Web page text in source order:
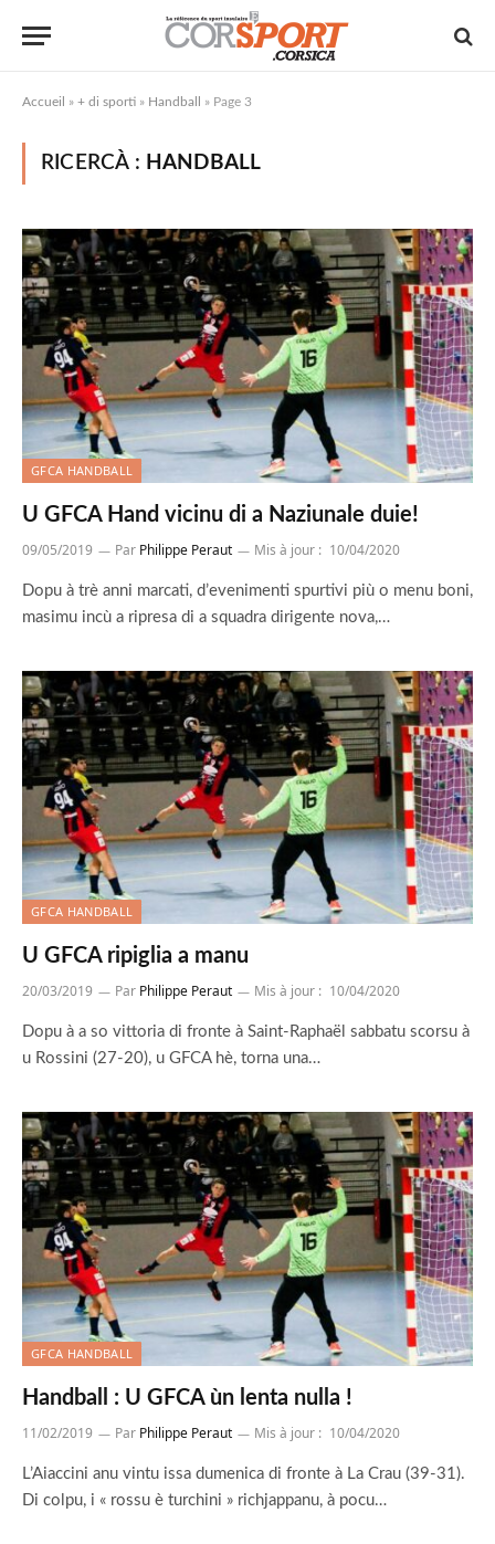
Accueil » + di sporti » Handball » Page 3
RICERCÀ : HANDBALL
GFCA HANDBALL
U GFCA Hand vicinu di a Naziunale duie!
09/05/2019 Par Philippe Peraut Mis à jour : 10/04/2020
Dopu à trè anni marcati, d’evenimenti spurtivi più o menu boni,
masimu incù a ripresa di a squadra dirigente nova,…
GFCA HANDBALL
U GFCA ripiglia a manu
20/03/2019 Par Philippe Peraut Mis à jour : 10/04/2020
Dopu à a so vittoria di fronte à Saint-Raphaël sabbatu scorsu à
u Rossini (27-20), u GFCA hè, torna una…
GFCA HANDBALL
Handball : U GFCA ùn lenta nulla !
11/02/2019 Par Philippe Peraut Mis à jour : 10/04/2020
L’Aiaccini anu vintu issa dumenica di fronte à La Crau (39-31).
Di colpu, i « rossu è turchini » richjappanu, à pocu…